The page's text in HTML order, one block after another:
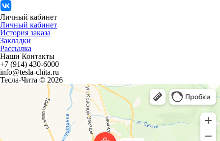
Личный кабинет
Личный кабинет
История заказа
Закладки
Рассылка
Наши Контакты
+7 (914) 430-6000
info@tesla-chita.ru
Тесла-Чита © 2026